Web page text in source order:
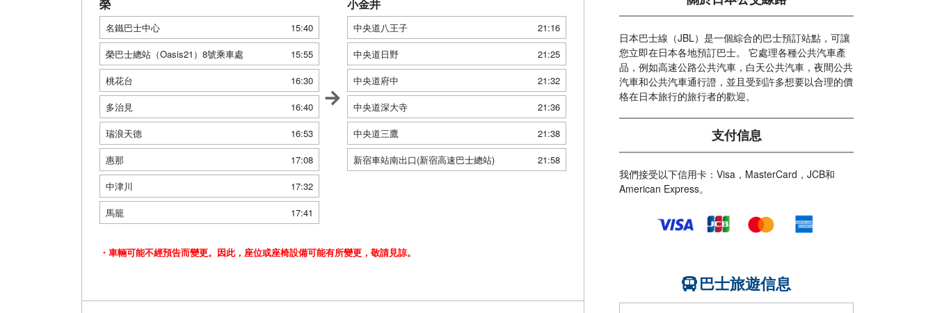
榮
名鐵巴士中心
15:40
榮巴士總站（Oasis21）8號乘車處
15:55
桃花台
16:30
多治見
16:40
瑞浪天德
16:53
惠那
17:08
中津川
17:32
馬籠
17:41
小金井
中央道八王子
21:16
中央道日野
21:25
中央道府中
21:32
中央道深大寺
21:36
中央道三鷹
21:38
新宿車站南出口(新宿高速巴士總站)
21:58
・車輛可能不經預告而變更。因此，座位或座椅設備可能有所變更，敬請見諒。
日本巴士線（JBL）是一個綜合的巴士預訂站點，可讓
您立即在日本各地預訂巴士。 它處理各種公共汽車產
品，例如高速公路公共汽車，白天公共汽車，夜間公共
汽車和公共汽車通行證，並且受到許多想要以合理的價
格在日本旅行的旅行者的歡迎。
支付信息
我們接受以下信用卡：Visa，MasterCard，JCB和
American Express。
巴士旅遊信息